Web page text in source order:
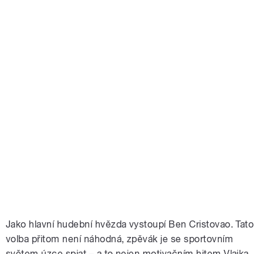
Jako hlavní hudební hvězda vystoupí Ben Cristovao. Tato
volba přitom není náhodná, zpěvák je se sportovním